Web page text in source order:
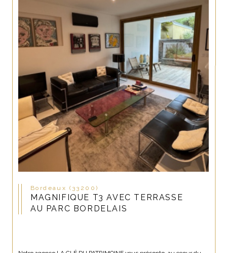
Bordeaux (33200)
MAGNIFIQUE T3 AVEC TERRASSE
AU PARC BORDELAIS